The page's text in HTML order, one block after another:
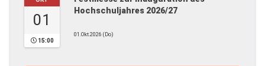
01
15:00
Hochschuljahres 2026/27
01.Okt.2026 (Do)